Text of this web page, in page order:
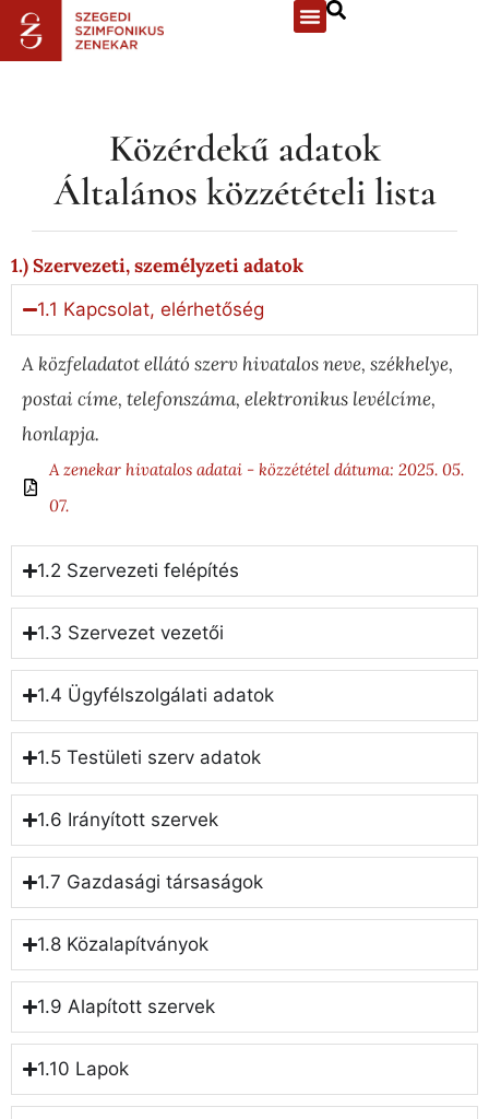
Közérdekű adatok
Általános közzétételi lista
1.) Szervezeti, személyzeti adatok
1.1 Kapcsolat, elérhetőség
A közfeladatot ellátó szerv hivatalos neve, székhelye,
postai címe, telefonszáma, elektronikus levélcíme,
honlapja.
A zenekar hivatalos adatai - közzététel dátuma: 2025. 05.
07.
1.2 Szervezeti felépítés
1.3 Szervezet vezetői
1.4 Ügyfélszolgálati adatok
1.5 Testületi szerv adatok
1.6 Irányított szervek
1.7 Gazdasági társaságok
1.8 Közalapítványok
1.9 Alapított szervek
1.10 Lapok